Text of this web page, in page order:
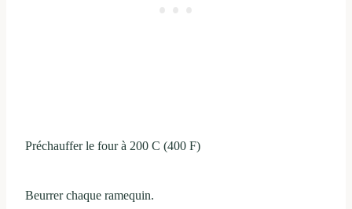
Préchauffer le four à 200 C (400 F)
Beurrer chaque ramequin.